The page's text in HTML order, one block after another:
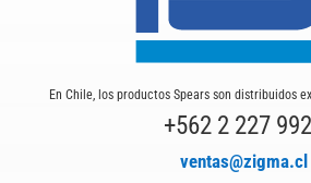
En Chile, los productos Spears son distribuidos
+562 2 227
ventas@zigma.cl